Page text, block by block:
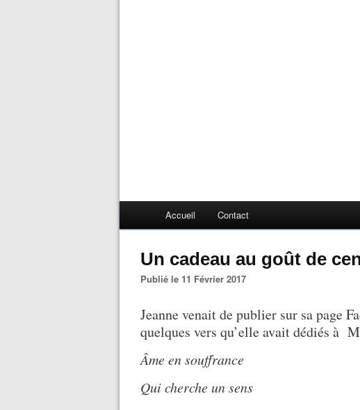
Accueil Contact
Un cadeau au goût de
Publié le 11 Février 2017
Jeanne venait de publier sur sa page
quelques vers qu’elle avait dédiés à
Âme en souffrance
Qui cherche un sens